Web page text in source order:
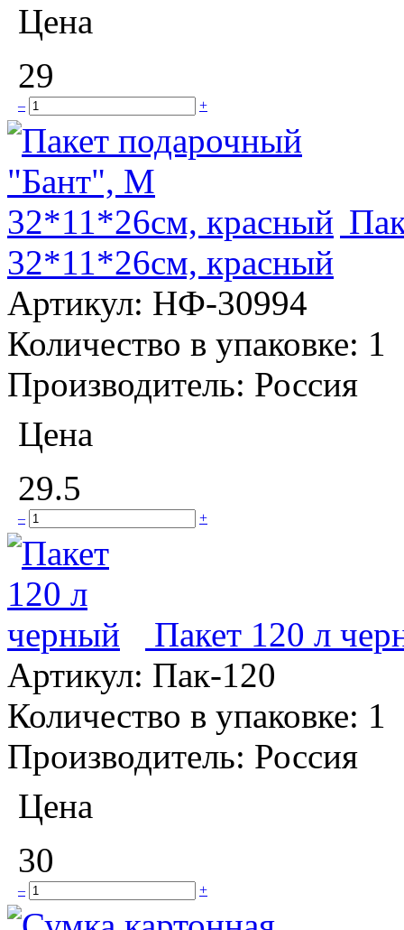
Цена
29
– +
32*11*26см, красный
Артикул: НФ-30994
Количество в упаковке: 1
Производитель: Россия
Цена
29.5
– +
Пакет 120 л
Артикул: Пак-120
Количество в упаковке: 1
Производитель: Россия
Цена
30
– +